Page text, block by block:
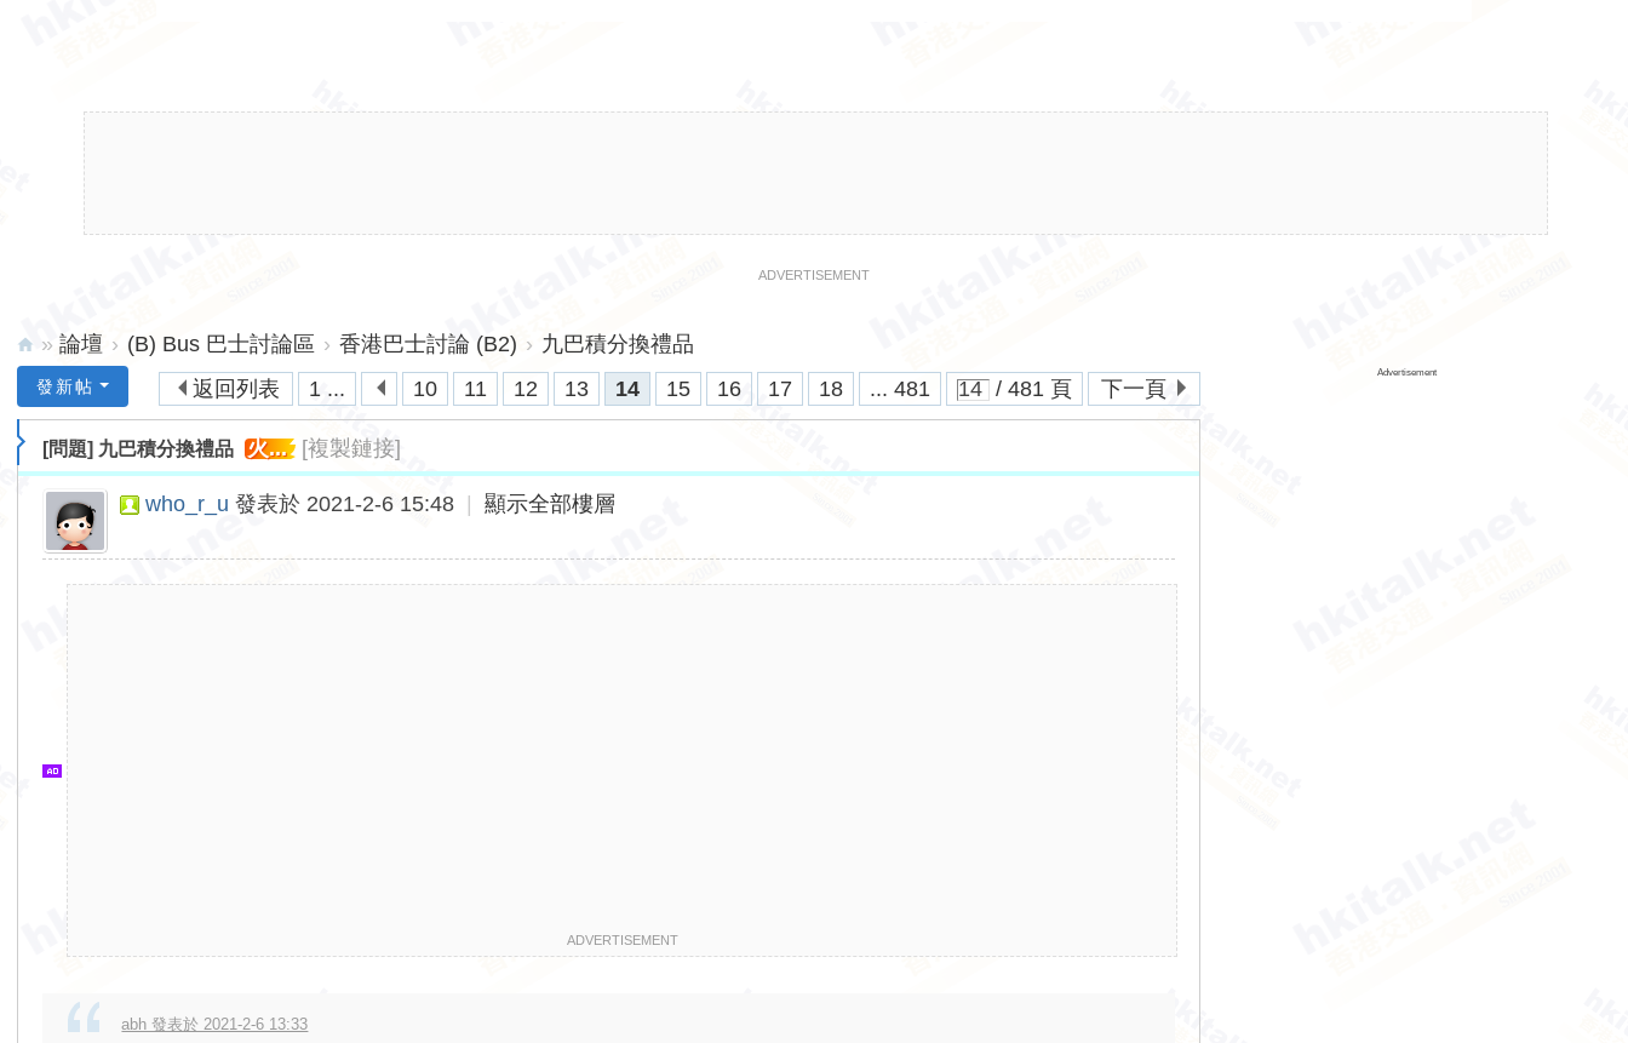
ADVERTISEMENT
lk.
» 論壇 › (B) Bus 巴士討論區 › 香港巴士討論 (B2) › 九巴積分換禮品
1 ...
10 11 12 13 14 15 16 17 18 ... 481 / 481 頁 下一頁
返回列表
發新帖
[問題] 九巴積分換禮品 火... [複製鏈接]
who_r_u 發表於 2021-2-6 15:48 顯示全部樓層
ADVERTISEMENT
abh 發表於 2021-2-6 13:33
Advertisement